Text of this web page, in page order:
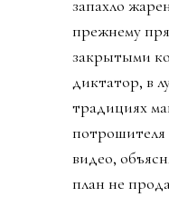
запахло
прежнему
закрытыми
диктатор, в
традициях
видео,
план не